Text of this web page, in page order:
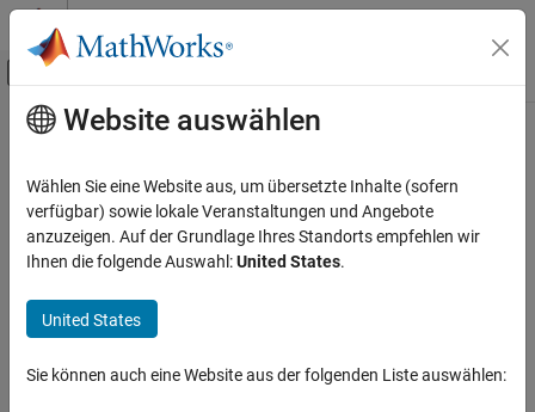
Weiter zum Inhalt
Umschaltung für Off-Canvas-
Startseite der Dokumentation
Hauptinhalt
How useful was this information?
Website auswählen
Wählen Sie eine Website aus, um übersetzte Inhalte (sofern
verfügbar) sowie lokale Veranstaltungen und Angebote
anzuzeigen. Auf der Grundlage Ihres Standorts empfehlen wir
Ihnen die folgende Auswahl:United States.
United States
Sie können auch eine Website aus der folgenden Liste auswählen: